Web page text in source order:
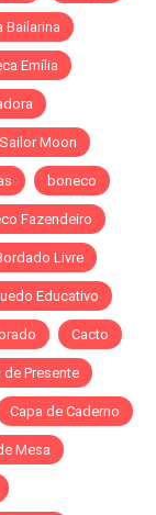
Bailarina
Emília
Moon
boneco
Fazendeiro
Livre
Educativo
Cacto
de Presente
Capa de Caderno
Mesa